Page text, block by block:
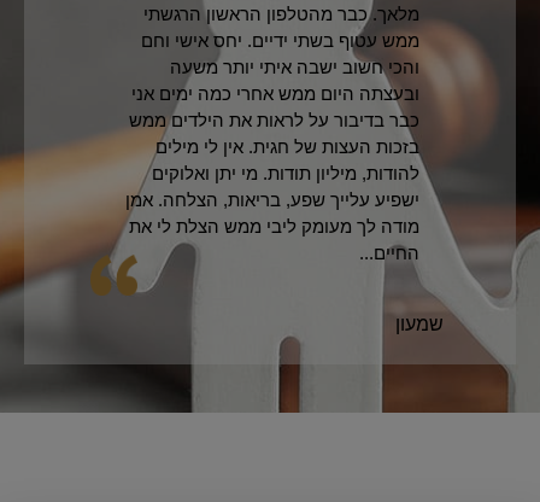
מלאך. כבר מהטלפון הראשון הרגשתי
ממש עטוף בשתי ידיים. יחס אישי וחם
והכי חשוב ישבה איתי יותר משעה
ובעצתה היום ממש אחרי כמה ימים אני
כבר בדיבור על לראות את הילדים ממש
בזכות העצות של חגית. אין לי מילים
להודות, מיליון תודות. מי יתן ואלוקים
ישפיע עלייך שפע, בריאות, הצלחה. אמן
מודה לך מעומק ליבי ממש הצלת לי את
החיים...
שמעון